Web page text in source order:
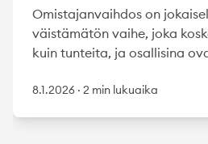
Omistajanvaihdos on
väistämätön vaihe, joka
kuin tunteita, ja osallisina
8.1.2026 · 2 min lukuaika